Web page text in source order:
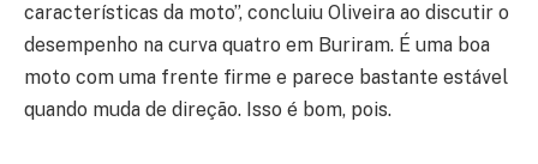
características da moto”, concluiu Oliveira ao discutir o
desempenho na curva quatro em Buriram. É uma boa
moto com uma frente firme e parece bastante estável
quando muda de direção. Isso é bom, pois.